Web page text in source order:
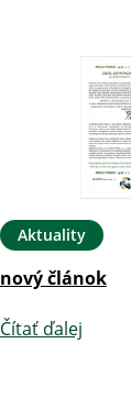
Aktuality
nový článok
Čítať ďalej